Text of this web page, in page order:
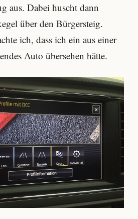
aus. Dabei huscht dann
über den Bürgersteig.
ich, dass ich ein aus einer
Auto übersehen hätte.